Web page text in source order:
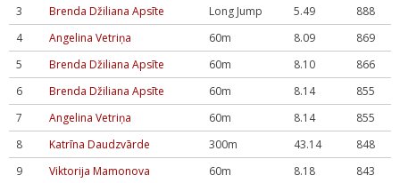
3
Brenda Džiliana Apsīte Long Jump 5.49
888
4
Angelina Vetriņa 60m 8.09
869
5
Brenda Džiliana Apsīte 60m 8.10
866
6
Brenda Džiliana Apsīte 60m 8.14
855
7
Angelina Vetriņa 60m 8.14
855
8
Katrīna Daudzvārde 300m 43.14
848
9
Viktorija Mamonova 60m 8.18
843